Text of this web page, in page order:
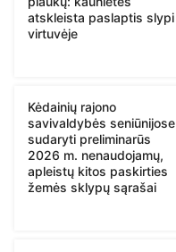
atskleista paslaptis slypi
virtuvėje
Kėdainių rajono
savivaldybės seniūnijose
sudaryti preliminarūs
2026 m. nenaudojamų,
apleistų kitos paskirties
žemės sklypų sąrašai